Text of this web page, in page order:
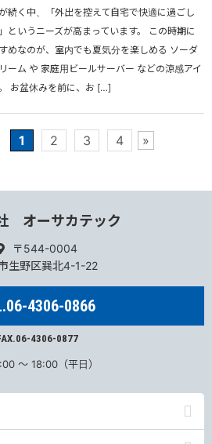
続く中、「外出を控えて自宅で快適に過ごし
というニーズが高まっています。 この時期に
めなのが、室内でも夏気分を楽しめる ソーダ
ーム や 家庭用ビールサーバー などの涼感アイ
お盆休みを前に、お […]
1 2 3 4 »
オーサカテック
〒544-0004
生野区巽北4-1-22
4306-0866
4306-0877
～ 18:00（平日）